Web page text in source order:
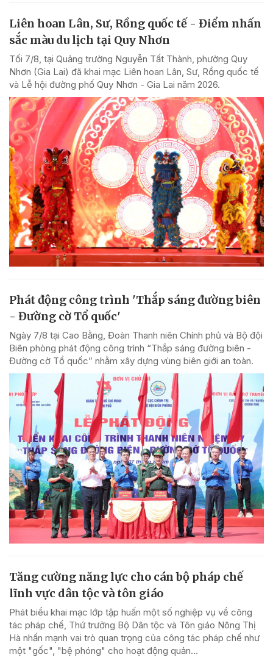
Liên hoan Lân, Sư, Rồng quốc tế - Điểm nhấn
sắc màu du lịch tại Quy Nhơn
Tối 7/8, tại Quảng trường Nguyễn Tất Thành, phường Quy
Nhơn (Gia Lai) đã khai mạc Liên hoan Lân, Sư, Rồng quốc tế
và Lễ hội đường phố Quy Nhơn - Gia Lai năm 2026.
Phát động công trình 'Thắp sáng đường biên
- Đường cờ Tổ quốc'
Ngày 7/8 tại Cao Bằng, Đoàn Thanh niên Chính phủ và Bộ đội
Biên phòng phát động công trình “Thắp sáng đường biên -
Đường cờ Tổ quốc” nhằm xây dựng vùng biên giới an toàn.
Tăng cường năng lực cho cán bộ pháp chế
lĩnh vực dân tộc và tôn giáo
Phát biểu khai mạc lớp tập huấn một số nghiệp vụ về công
tác pháp chế, Thứ trưởng Bộ Dân tộc và Tôn giáo Nông Thị
Hà nhấn mạnh vai trò quan trọng của công tác pháp chế như
một "gốc", "bệ phóng" cho hoạt động quản...